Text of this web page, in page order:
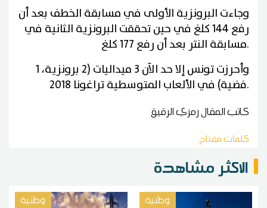
وجاءت البرونزية الأولى في مسابقة الخطف بعد أن
رفع 144 كلغ في حين تحققت البرونزية الثانية في
مسابقة النتر بعد أن رفع 177 كلغ.
وأحرزت تونس إلا حد الآن 3 ميداليات (2 برونزية، 1
فضية) في الألعاب المتوسطية تراغونا 2018.
كاتب المقالرمزي الرقيق
كلمات مفتاح
الاكثر مشاهدة
وطنية وطنية